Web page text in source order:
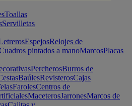
Toallas
Servilletas
EspejosRelojes de
pintados a manoMarcosPlacas
PercherosBurros de
BaúlesRevisterosCajas
FarolesCentros de
MaceterosJarronesMarcos de